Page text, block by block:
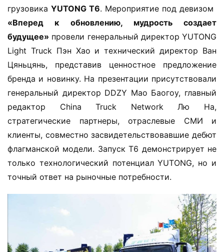
грузовика ​ ​YUTONG T6​​. Мероприятие под девизом ​
«Вперед к обновлению, мудрость создает
будущее»​ ​ провели генеральный директор YUTONG
Light Truck Пэн Хао и технический директор Ван
Цяньцянь, представив ценностное предложение
бренда и новинку. На презентации присутствовали
генеральный директор DDZY Мао Баогоу, главный
редактор China Truck Network Лю На,
стратегические партнеры, отраслевые СМИ и
клиенты, совместно засвидетельствовавшие дебют
флагманской модели. Запуск T6 демонстрирует не
только технологический потенциал YUTONG, но и
точный ответ на рыночные потребности.